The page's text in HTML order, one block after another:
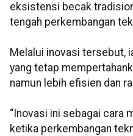
eksistensi becak
tengah perkembangan
Melalui inovasi tersebut,
yang tetap
namun lebih efisien dan
“Inovasi ini sebagai cara
ketika perkembangan